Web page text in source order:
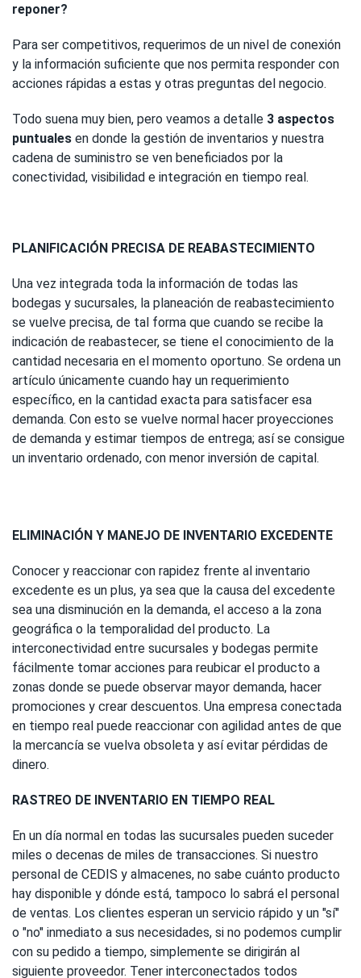
reponer?
Para ser competitivos, requerimos de un nivel de conexión
y la información suficiente que nos permita responder con
acciones rápidas a estas y otras preguntas del negocio.
Todo suena muy bien, pero veamos a detalle 3 aspectos
puntuales en donde la gestión de inventarios y nuestra
cadena de suministro se ven beneficiados por la
conectividad, visibilidad e integración en tiempo real.
PLANIFICACIÓN PRECISA DE REABASTECIMIENTO
Una vez integrada toda la información de todas las
bodegas y sucursales, la planeación de reabastecimiento
se vuelve precisa, de tal forma que cuando se recibe la
indicación de reabastecer, se tiene el conocimiento de la
cantidad necesaria en el momento oportuno. Se ordena un
artículo únicamente cuando hay un requerimiento
específico, en la cantidad exacta para satisfacer esa
demanda. Con esto se vuelve normal hacer proyecciones
de demanda y estimar tiempos de entrega; así se consigue
un inventario ordenado, con menor inversión de capital.
ELIMINACIÓN Y MANEJO DE INVENTARIO EXCEDENTE
Conocer y reaccionar con rapidez frente al inventario
excedente es un plus, ya sea que la causa del excedente
sea una disminución en la demanda, el acceso a la zona
geográfica o la temporalidad del producto. La
interconectividad entre sucursales y bodegas permite
fácilmente tomar acciones para reubicar el producto a
zonas donde se puede observar mayor demanda, hacer
promociones y crear descuentos. Una empresa conectada
en tiempo real puede reaccionar con agilidad antes de que
la mercancía se vuelva obsoleta y así evitar pérdidas de
dinero.
RASTREO DE INVENTARIO EN TIEMPO REAL
En un día normal en todas las sucursales pueden suceder
miles o decenas de miles de transacciones. Si nuestro
personal de CEDIS y almacenes, no sabe cuánto producto
hay disponible y dónde está, tampoco lo sabrá el personal
de ventas. Los clientes esperan un servicio rápido y un "sí"
o "no" inmediato a sus necesidades, si no podemos cumplir
con su pedido a tiempo, simplemente se dirigirán al
siguiente proveedor. Tener interconectados todos